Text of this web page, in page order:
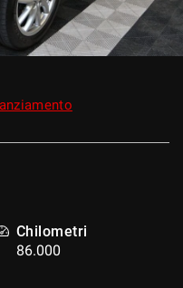
Chilometri
86.000